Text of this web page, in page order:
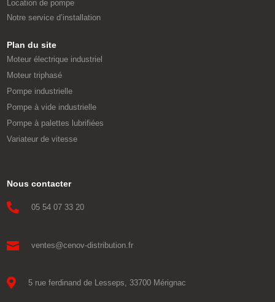
Location de pompe
Notre service d’installation
Plan du site
Moteur électrique industriel
Moteur triphasé
Pompe industrielle
Pompe à vide industrielle
Pompe à palettes lubrifiées
Variateur de vitesse
Nous contacter
 05 54 07 33 20
 ventes@cenov-distribution.fr
 5 rue ferdinand de Lesseps, 33700 Mérignac